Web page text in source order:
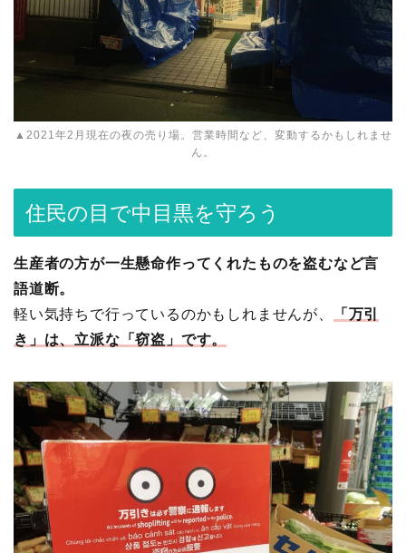
▲2021年2月現在の夜の売り場。営業時間など、変動するかもしれませ
ん。
住民の目で中目黒を守ろう
生産者の方が一生懸命作ってくれたものを盗むなど言
語道断。
軽い気持ちで行っているのかもしれませんが、
「万引
き」は、立派な「窃盗」です。